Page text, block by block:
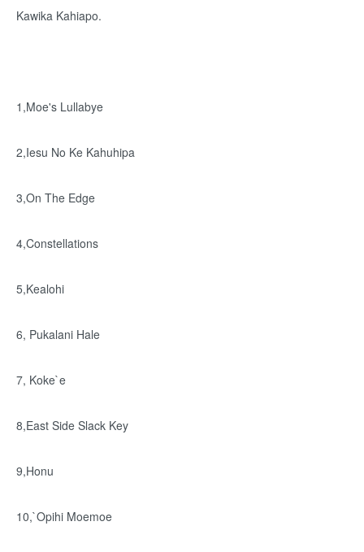
Kawika Kahiapo.
1,Moe's Lullabye
2,Iesu No Ke Kahuhipa
3,On The Edge
4,Constellations
5,Kealohi
6, Pukalani Hale
7, Koke`e
8,East Side Slack Key
9,Honu
10,`Opihi Moemoe